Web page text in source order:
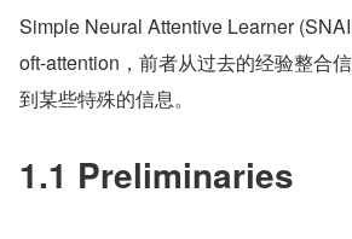
Simple Neural Attentive Learner
oft-attention，前者从过去的经验整合
到某些特殊的信息。
1.1 Preliminaries